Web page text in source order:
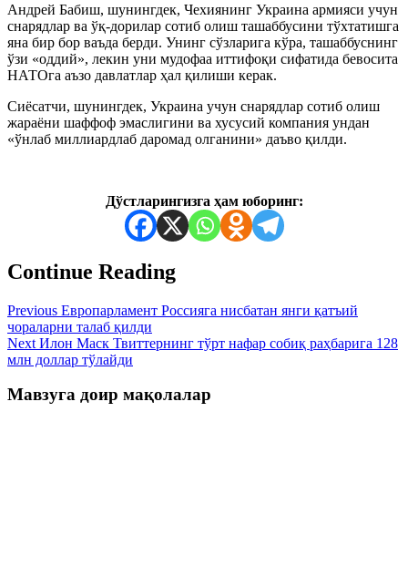
Андрей Бабиш, шунингдек, Чехиянинг Украина армияси учун
снарядлар ва ўқ-дорилар сотиб олиш ташаббусини тўхтатишга
яна бир бор ваъда берди. Унинг сўзларига кўра, ташаббуснинг
ўзи «оддий», лекин уни мудофаа иттифоқи сифатида бевосита
НАТОга аъзо давлатлар ҳал қилиши керак.
Сиёсатчи, шунингдек, Украина учун снарядлар сотиб олиш
жараёни шаффоф эмаслигини ва хусусий компания ундан
«ўнлаб миллиардлаб даромад олганини» даъво қилди.
Дўстларингизга ҳам юборинг:
Continue Reading
Previous Европарламент Россияга нисбатан янги қатъий
чораларни талаб қилди
Next Илон Маск Твиттернинг тўрт нафар собиқ раҳбарига 128
млн доллар тўлайди
Мавзуга доир мақолалар